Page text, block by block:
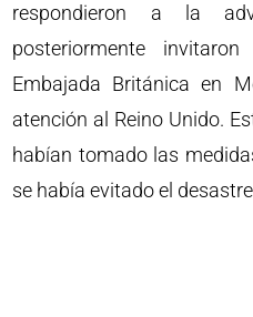
respondieron a la
posteriormente
Embajada Británica en
atención al Reino Unido.
habían tomado las
se había evitado el